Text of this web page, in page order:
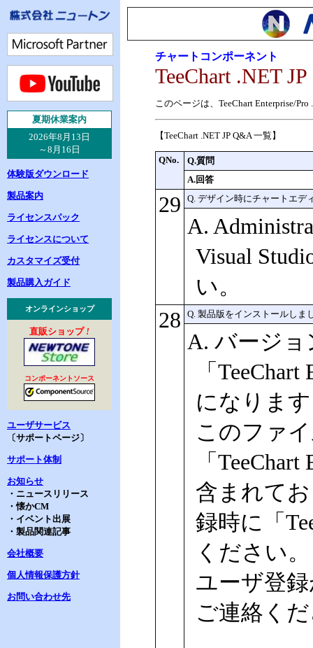
夏期休業案内
2026年8月13日
～8月16日
体験版ダウンロード
製品案内
ライセンスパック
ライセンスについて
カスタマイズ受付
製品購入ガイド
オンラインショップ
直販ショップ!
コンポーネントソース
ユーザサービス
〔サポートページ〕
サポート体制
お知らせ
・ニュースリリース
・懐かCM
・イベント出展
・製品関連記事
会社概要
個人情報保護方針
お問い合わせ先
チャートコンポーネント
TeeChart .NET JP
このページは、TeeChart Enterprise/
【TeeChart .NET JP Q&A 一覧】
QNo.
Q.質問
A.回答
29 Q. デザイン時にチャートエデ
A.
Visual
い。
28
Q. 製品版をインストールしま
A. バージョ
「
になりま
このファ
「
含まれて
録時に「
ください。
ユーザ登
ご連絡く